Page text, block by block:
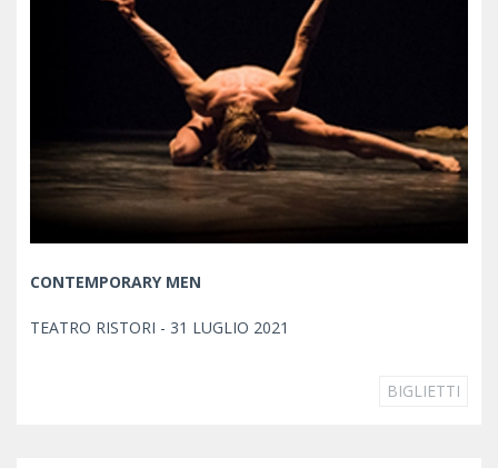
CONTEMPORARY MEN
TEATRO RISTORI - 31 LUGLIO 2021
BIGLIETTI